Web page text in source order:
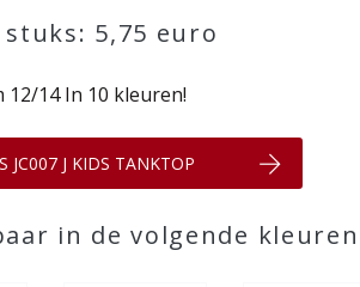
stuks: 5,75 euro
12/14 In 10 kleuren!
JC007 J KIDS TANKTOP
in de volgende